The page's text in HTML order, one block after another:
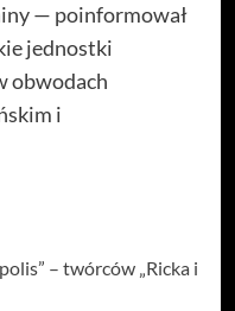
— poinformował
jednostki
obwodach
i
– twórców „Ricka i